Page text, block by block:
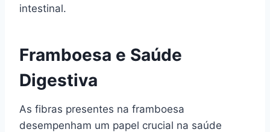
intestinal.
Framboesa e Saúde
Digestiva
As fibras presentes na framboesa
desempenham um papel crucial na saúde